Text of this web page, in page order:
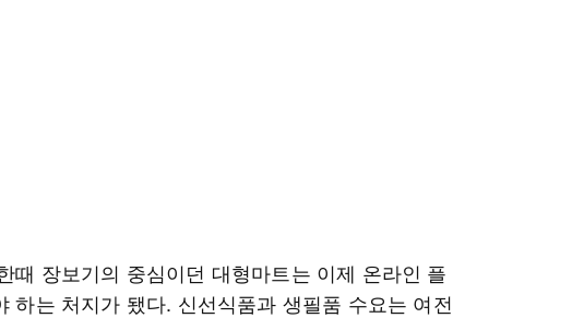
때 장보기의 중심이던 대형마트는 이제 온라인 플
하는 처지가 됐다. 신선식품과 생필품 수요는 여전